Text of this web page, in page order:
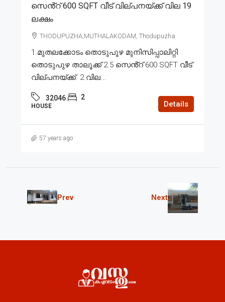
സെൻ്റ് 600 SQFT വീട് വില്പനയ്ക്ക് വില 19
ലക്ഷം
THODUPUZHA,MUTHALAKODAM, Thodupuzha
1.മുതലക്കോടം തൊടുപുഴ മുനിസിപ്പാലിറ്റി
തൊടുപുഴ താലൂക്ക് 2.5 സെൻ്റ് 600 SQFT വീട്
വില്പനയ്ക്ക്. 2.വില...
32046 2
HOUSE Details
57 years ago
Prev Next